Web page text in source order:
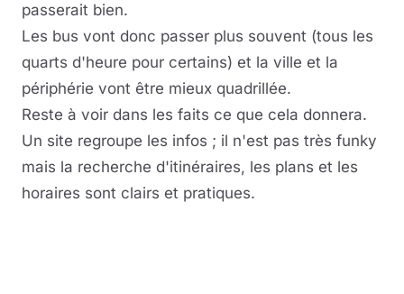
passerait bien.
Les bus vont donc passer plus souvent (tous les
quarts d'heure pour certains) et la ville et la
périphérie vont être mieux quadrillée.
Reste à voir dans les faits ce que cela donnera.
Un site regroupe les infos ; il n'est pas très funky
mais la recherche d'itinéraires, les plans et les
horaires sont clairs et pratiques.